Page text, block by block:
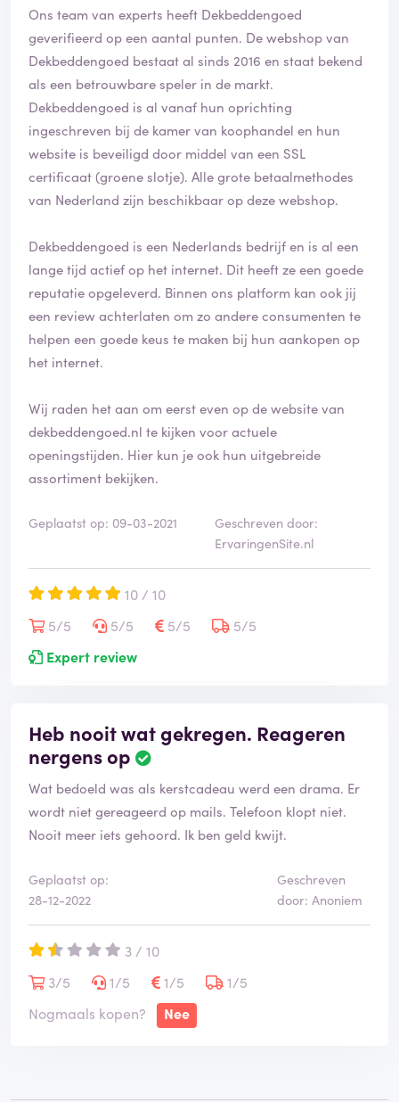
o
r
d
i
e
e
r
f
Ons team van experts heeft Dekbeddengoed
geverifieerd op een aantal punten. De webshop van
Dekbeddengoed bestaat al sinds 2016 en staat bekend
als een betrouwbare speler in de markt.
Dekbeddengoed is al vanaf hun oprichting
ingeschreven bij de kamer van koophandel en hun
website is beveiligd door middel van een SSL
certificaat (groene slotje). Alle grote betaalmethodes
van Nederland zijn beschikbaar op deze webshop.
Dekbeddengoed is een Nederlands bedrijf en is al een
lange tijd actief op het internet. Dit heeft ze een goede
reputatie opgeleverd. Binnen ons platform kan ook jij
een review achterlaten om zo andere consumenten te
helpen een goede keus te maken bij hun aankopen op
het internet.
Wij raden het aan om eerst even op de website van
dekbeddengoed.nl te kijken voor actuele
openingstijden. Hier kun je ook hun uitgebreide
assortiment bekijken.
Geplaatst op: 09-03-2021
Geschreven door:
ErvaringenSite.nl
10 / 10
5/5
5/5 5/5
5/5
Expert review
Heb nooit wat gekregen. Reageren
nergens op
B
o
o
r
d
n
i
s
v
Wat bedoeld was als kerstcadeau werd een drama. Er
wordt niet gereageerd op mails. Telefoon klopt niet.
Nooit meer iets gehoord. Ik ben geld kwijt.
Geplaatst op:
28-12-2022
Geschreven
door: Anoniem
3 / 10
3/5
1/5 1/5
1/5
Nogmaals kopen?
Nee